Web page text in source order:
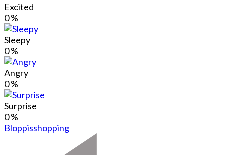
Excited
0%
Sleepy
0%
Angry
0%
Surprise
0%
Bloppisshopping